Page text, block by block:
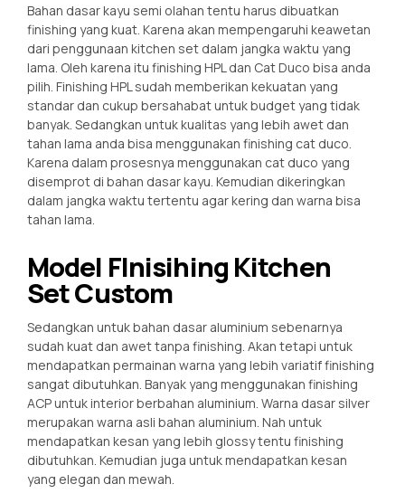
Bahan dasar kayu semi olahan tentu harus dibuatkan
finishing yang kuat. Karena akan mempengaruhi keawetan
dari penggunaan kitchen set dalam jangka waktu yang
lama. Oleh karena itu finishing HPL dan Cat Duco bisa anda
pilih. Finishing HPL sudah memberikan kekuatan yang
standar dan cukup bersahabat untuk budget yang tidak
banyak. Sedangkan untuk kualitas yang lebih awet dan
tahan lama anda bisa menggunakan finishing cat duco.
Karena dalam prosesnya menggunakan cat duco yang
disemprot di bahan dasar kayu. Kemudian dikeringkan
dalam jangka waktu tertentu agar kering dan warna bisa
tahan lama.
Model FInisihing Kitchen
Set Custom
Sedangkan untuk bahan dasar aluminium sebenarnya
sudah kuat dan awet tanpa finishing. Akan tetapi untuk
mendapatkan permainan warna yang lebih variatif finishing
sangat dibutuhkan. Banyak yang menggunakan finishing
ACP untuk interior berbahan aluminium. Warna dasar silver
merupakan warna asli bahan aluminium. Nah untuk
mendapatkan kesan yang lebih glossy tentu finishing
dibutuhkan. Kemudian juga untuk mendapatkan kesan
yang elegan dan mewah.